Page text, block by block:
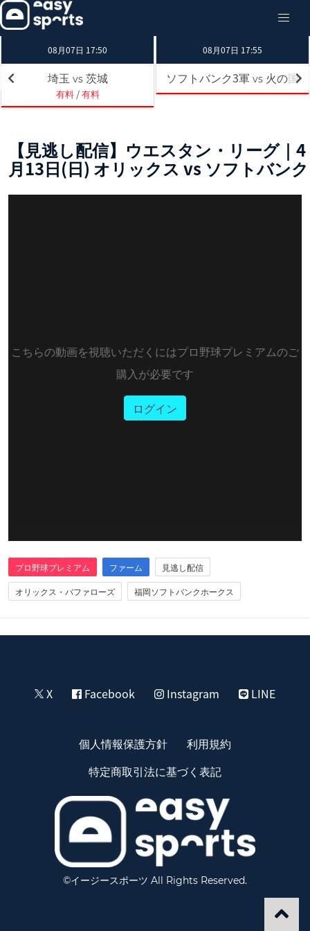
08月07日 17:50
埼玉 vs 茨城
有料/有料
08月07日 17:55
ソフトバンク3軍 vs 火の国
【見逃し配信】ウエスタン・リーグ｜4
月13日(日) オリックス vs ソフトバンク
こちらの動画を視聴いただくにはプロ野球プレミアムのご
購入が必要です
ログイン
プロ野球プレミアム ファーム
見逃し配信
オリックス・バファローズ
福岡ソフトバンクホークス
X Facebook Instagram LINE
個人情報保護方針
利用規約
特定商取引法に基づく表記
©イージースポーツ All Rights Reserved.